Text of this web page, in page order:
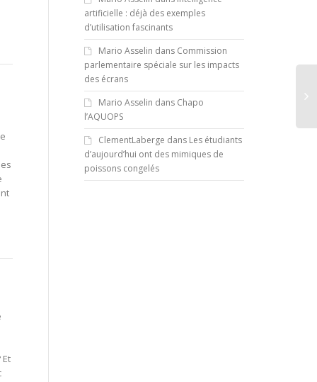
artificielle : déjà des exemples
d’utilisation fascinants
Mario Asselin dans Commission
parlementaire spéciale sur les impacts
des écrans
Mario Asselin dans Chapo
l’AQUOPS
ClementLaberge dans Les étudiants
d’aujourd’hui ont des mimiques de
poissons congelés